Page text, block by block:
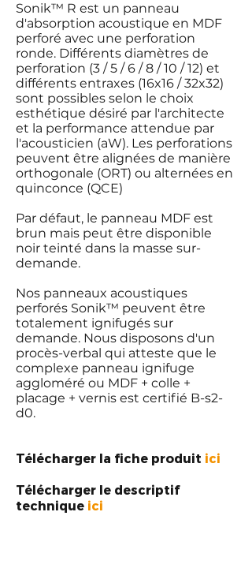
Sonik™ R est un panneau
d'absorption acoustique en MDF
perforé avec une perforation
ronde. Différents diamètres de
perforation (3 / 5 / 6 / 8 / 10 / 12) et
différents entraxes (16x16 / 32x32)
sont possibles selon le choix
esthétique désiré par l'architecte
et la performance attendue par
l'acousticien (aW). Les perforations
peuvent être alignées de manière
orthogonale (ORT) ou alternées en
quinconce (QCE)
Par défaut, le panneau MDF est
brun mais peut être disponible
noir teinté dans la masse sur-
demande.
Nos panneaux acoustiques
perforés Sonik™ peuvent être
totalement ignifugés sur
demande. Nous disposons d'un
procès-verbal qui atteste que le
complexe panneau ignifuge
aggloméré ou MDF + colle +
placage + vernis est certifié B-s2-
d0.
Télécharger la fiche produit ici
Télécharger le descriptif
technique ici